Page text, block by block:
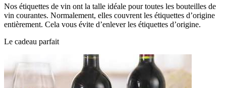
Nos étiquettes de vin ont la talle idéale pour toutes les bouteilles de
vin courantes. Normalement, elles couvrent les étiquettes d’origine
entièrement. Cela vous évite d’enlever les étiquettes d’origine.
Le cadeau parfait